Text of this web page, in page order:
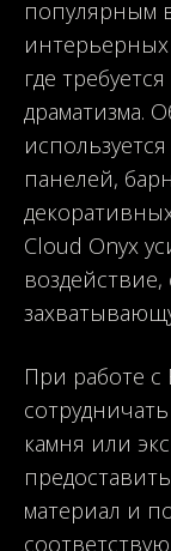
популярным
где
драматизма.
панелей,
Cloud Onyx
При работе с
камня или
материал и